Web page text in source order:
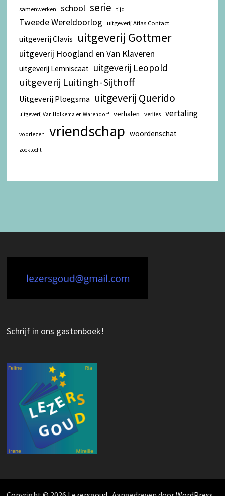
samenwerken school serie tijd
Tweede Wereldoorlog uitgeverij Atlas Contact
uitgeverij Clavis uitgeverij Gottmer
uitgeverij Hoogland en Van Klaveren
uitgeverij Lemniscaat uitgeverij Leopold
uitgeverij Luitingh-Sijthoff
Uitgeverij Ploegsma uitgeverij Querido
uitgeverij Van Holkema en Warendorf verhalen verlies vertaling
voorlezen vriendschap woordenschat
zoektocht
Schrijf in ons gastenboek!